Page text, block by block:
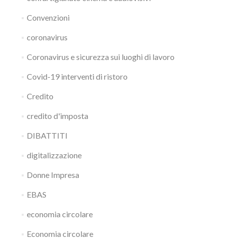
Convenzioni
coronavirus
Coronavirus e sicurezza sui luoghi di lavoro
Covid-19 interventi di ristoro
Credito
credito d'imposta
DIBATTITI
digitalizzazione
Donne Impresa
EBAS
economia circolare
Economia circolare